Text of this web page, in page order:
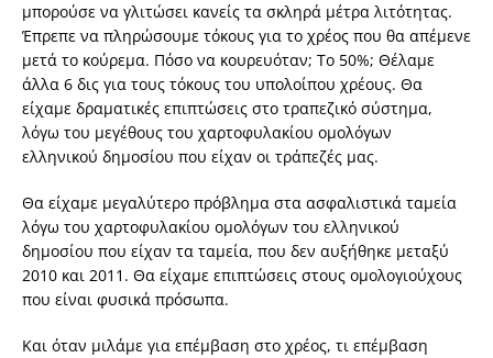
μπορούσε να γλιτώσει κανείς τα σκληρά μέτρα λιτότητας.
Έπρεπε να πληρώσουμε τόκους για το χρέος που θα απέμενε
μετά το κούρεμα. Πόσο να κουρευόταν; Το 50%; Θέλαμε
άλλα 6 δις για τους τόκους του υπολοίπου χρέους. Θα
είχαμε δραματικές επιπτώσεις στο τραπεζικό σύστημα,
λόγω του μεγέθους του χαρτοφυλακίου ομολόγων
ελληνικού δημοσίου που είχαν οι τράπεζές μας.
Θα είχαμε μεγαλύτερο πρόβλημα στα ασφαλιστικά ταμεία
λόγω του χαρτοφυλακίου ομολόγων του ελληνικού
δημοσίου που είχαν τα ταμεία, που δεν αυξήθηκε μεταξύ
2010 και 2011. Θα είχαμε επιπτώσεις στους ομολογιούχους
που είναι φυσικά πρόσωπα.
Και όταν μιλάμε για επέμβαση στο χρέος, τι επέμβαση